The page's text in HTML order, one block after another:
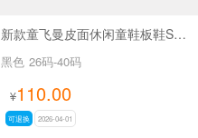
新款童飞曼皮面休闲童鞋板鞋SA3381
黑色 26码-40码
¥110.00
可退换 2026-04-01